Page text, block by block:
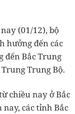
(01/12), bộ
hưởng đến các
đến Bắc Trung
Trung Bộ.
chiều nay ở Bắc
các tỉnh Bắc